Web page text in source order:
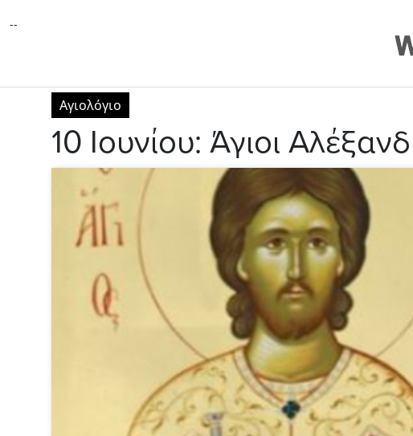
--
Αγιολόγιο
10 Ιουνίου: Άγιοι